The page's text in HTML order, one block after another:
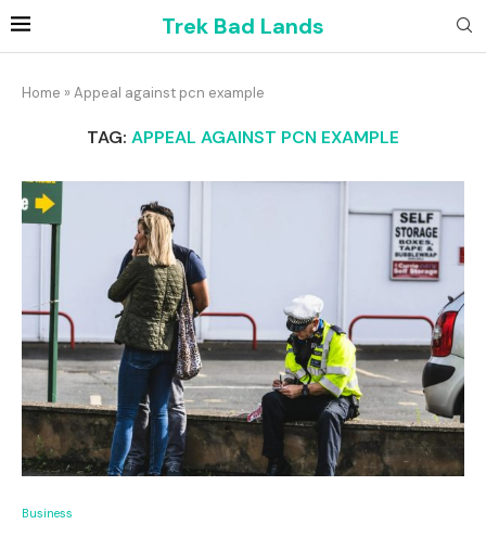
Trek Bad Lands
Home » Appeal against pcn example
TAG: APPEAL AGAINST PCN EXAMPLE
Business